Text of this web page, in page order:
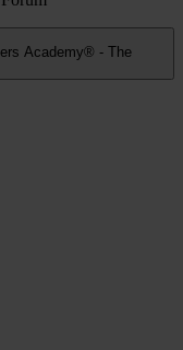
Academy® - The